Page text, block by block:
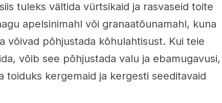
tuleks vältida vürtsikaid ja rasvaseid toite
apelsinimahl või granaatõunamahl, kuna
võivad põhjustada kõhulahtisust. Kui teie
võib see põhjustada valu ja ebamugavusi,
toiduks kergemaid ja kergesti seeditavaid